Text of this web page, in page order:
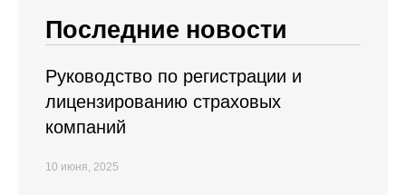
Последние новости
Руководство по регистрации и
лицензированию страховых
компаний
10 июня, 2025